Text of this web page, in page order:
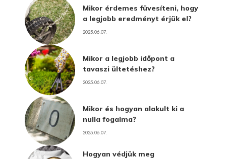
Mikor érdemes füvesíteni, hogy
a legjobb eredményt érjük el?
2025.06.07.
Mikor a legjobb időpont a
tavaszi ültetéshez?
2025.06.07.
Mikor és hogyan alakult ki a
nulla fogalma?
2025.06.07.
Hogyan védjük meg